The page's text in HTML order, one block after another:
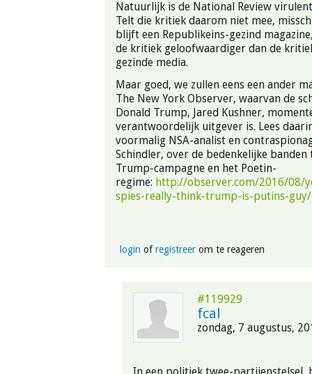
Natuurlijk is de National Review
Telt die kritiek daarom niet mee,
blijft een Republikeins-gezind
de kritiek geloofwaardiger dan de
gezinde media.
Maar goed, we zullen eens een ander
The New York Observer, waarvan de
Donald Trump, Jared Kushner,
verantwoordelijk uitgever is. Lees
voormalig NSA-analist en
Schindler, over de bedenkelijke banden
Trump-campagne en het Poetin-
regime: http://observer.com/2016/08/
spies-really-think-trump-is-putins-guy/
login ofregistreerom te reageren
#119929
fcal
zondag, 7 augustus,